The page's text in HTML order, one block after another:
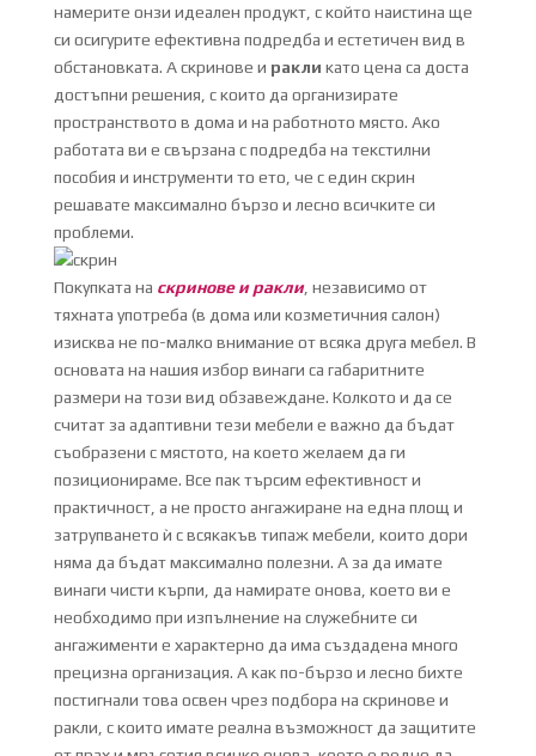
намерите онзи идеален продукт, с който наистина ще
си осигурите ефективна подредба и естетичен вид в
обстановката. А скринове и ракли като цена са доста
достъпни решения, с които да организирате
пространството в дома и на работното място. Ако
работата ви е свързана с подредба на текстилни
пособия и инструменти то ето, че с един скрин
решавате максимално бързо и лесно всичките си
проблеми.
Покупката на скринове и ракли, независимо от
тяхната употреба (в дома или козметичния салон)
изисква не по-малко внимание от всяка друга мебел. В
основата на нашия избор винаги са габаритните
размери на този вид обзавеждане. Колкото и да се
считат за адаптивни тези мебели е важно да бъдат
съобразени с мястото, на което желаем да ги
позиционираме. Все пак търсим ефективност и
практичност, а не просто ангажиране на една площ и
затрупването ѝ с всякакъв типаж мебели, които дори
няма да бъдат максимално полезни. А за да имате
винаги чисти кърпи, да намирате онова, което ви е
необходимо при изпълнение на служебните си
ангажименти е характерно да има създадена много
прецизна организация. А как по-бързо и лесно бихте
постигнали това освен чрез подбора на скринове и
ракли, с които имате реална възможност да защитите